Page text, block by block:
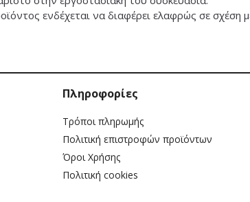
ενδέχεται να διαφέρει ελαφρώς σε σχέση
Πληροφορίες
Τρόποι πληρωμής
Πολιτική επιστροφών προϊόντων
Όροι Χρήσης
Πολιτική cookies